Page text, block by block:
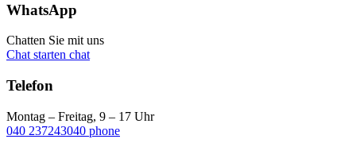
WhatsApp
Chatten Sie mit uns
Chat starten chat
Telefon
Montag – Freitag, 9 – 17 Uhr
040 237243040 phone